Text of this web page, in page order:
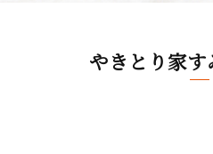
やきとり家